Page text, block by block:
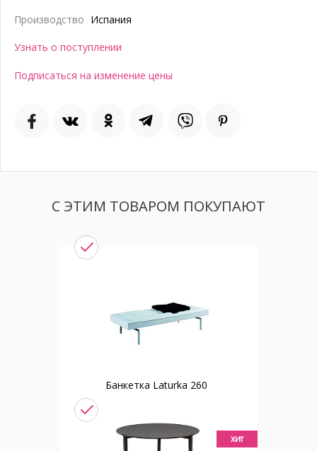
Производство Испания
Узнать о поступлении
Подписаться на изменение цены
С ЭТИМ ТОВАРОМ ПОКУПАЮТ
Банкетка Laturka 260
хит